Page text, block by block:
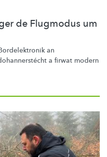
de Flugmodus um
an
a firwat modern